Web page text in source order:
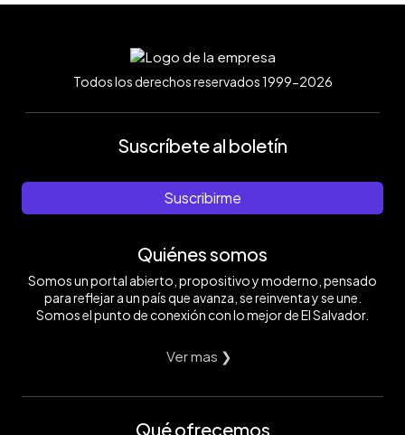
Todos los derechos reservados 1999-2026
Suscríbete al boletín
Suscribirme
Quiénes somos
Somos un portal abierto, propositivo y moderno, pensado
para reflejar a un país que avanza, se reinventa y se une.
Somos el punto de conexión con lo mejor de El Salvador.
Ver mas ❯
Qué ofrecemos